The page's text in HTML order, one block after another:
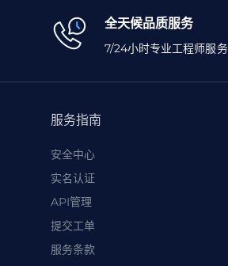
全天候品质服务
7/24小时专业工程师服务
服务指南
安全中心
实名认证
API管理
提交工单
服务条款